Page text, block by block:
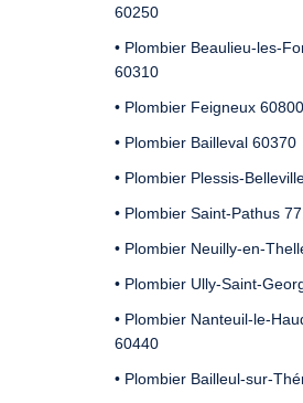
60250
• Plombier Beaulieu-les-
60310
• Plombier Feigneux 60800
• Plombier Bailleval 60370
• Plombier Plessis-
• Plombier Saint-Pathus
• Plombier Neuilly-en-
• Plombier Ully-Saint-
• Plombier Nanteuil-le-
60440
• Plombier Bailleul-sur-